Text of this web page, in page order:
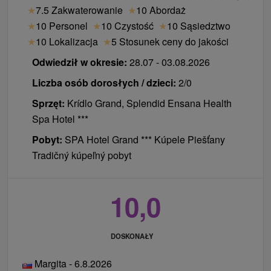
pobytu (w przypadku dzieci chodzi o
nieobowiązkową dopłatę i jest ona na żądanie).
Do ceny doliczana jest również obowiązkowa
dopłata za okres Wielkanocy.
★7.5 Zakwaterowanie ★10 Abordaż
★10 Personel ★10 Czystość ★10 Sąsiedztwo
★10 Lokalizacja ★5 Stosunek ceny do jakości
Odwiedził w okresie: 28.07 - 03.08.2026
Liczba osób dorosłych / dzieci: 2/0
Sprzęt: Krídlo Grand, Splendid Ensana Health
Spa Hotel ***
Pobyt: SPA Hotel Grand *** Kúpele Piešťany
Tradičný kúpeľný pobyt
10,0
DOSKONAŁY
Margita - 6.8.2026